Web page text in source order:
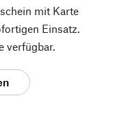
mit Karte
Einsatz.
verfügbar.